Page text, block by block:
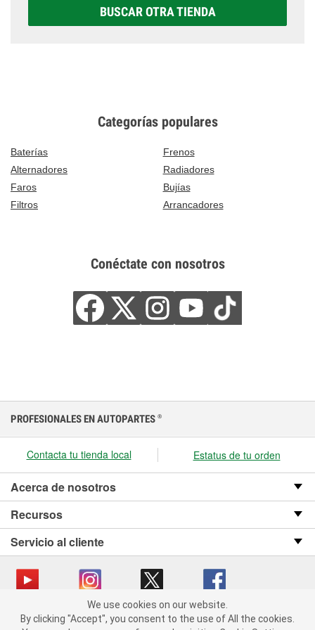
BUSCAR OTRA TIENDA
Categorías populares
Baterías
Frenos
Alternadores
Radiadores
Faros
Bujías
Filtros
Arrancadores
Conéctate con nosotros
We use cookies on our website. By clicking "Accept", you consent
to the use of All the cookies.
PROFESIONALES EN AUTOPARTES ®
Contacta tu tienda local Estatus de tu orden
Acerca de nosotros
Recursos
Servicio al cliente
Copyright © 2008-2026 O’Reilly Auto Parts v OST_3.2.0.0.729 (3) cv1361
We use cookies on our website.
By clicking "Accept", you consent to the use of All the cookies.